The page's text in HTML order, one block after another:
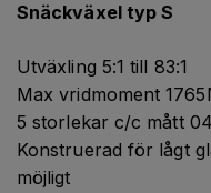
Snäckväxel typ S
Utväxling 5:1 till 83:1
Max vridmoment
5 storlekar c/c mått
Konstruerad för lågt
möjligt